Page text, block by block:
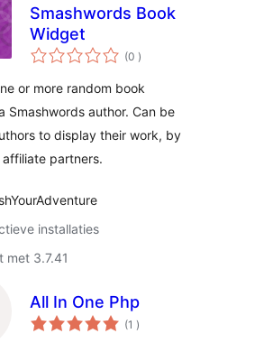
Smashwords Book
Widget
(0 aantal
beoordelingen
)
or more random book
Smashwords author. Can be
to display their work, by
partners.
installaties
met 3.7.41
All In One Php
(1 aantal
beoordelingen
)